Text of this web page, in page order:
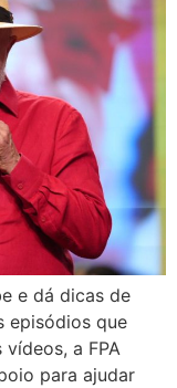
e dá dicas de
episódios que
a FPA
para ajudar